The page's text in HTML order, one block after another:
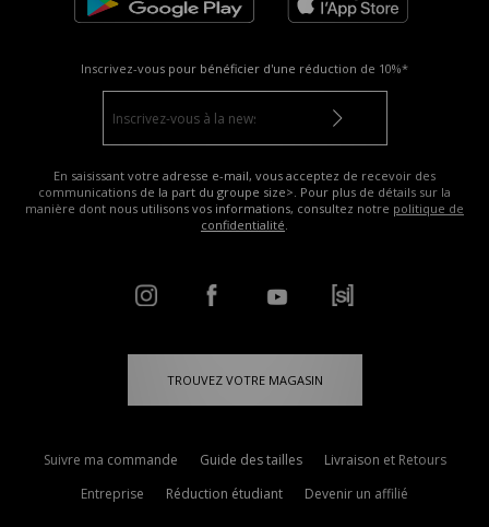
Inscrivez-vous pour bénéficier d'une réduction de 10%*
En saisissant votre adresse e-mail, vous acceptez de recevoir des
communications de la part du groupe size>. Pour plus de détails sur la
manière dont nous utilisons vos informations, consultez notre politique de
confidentialité.
TROUVEZ VOTRE MAGASIN
Suivre ma commande Guide des tailles
Livraison et Retours
Entreprise
Réduction étudiant Devenir un affilié